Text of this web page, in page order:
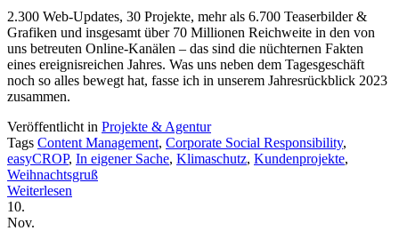
2.300 Web-Updates, 30 Projekte, mehr als 6.700 Teaserbilder &
Grafiken und insgesamt über 70 Millionen Reichweite in den von
uns betreuten Online-Kanälen – das sind die nüchternen Fakten
eines ereignisreichen Jahres. Was uns neben dem Tagesgeschäft
noch so alles bewegt hat, fasse ich in unserem Jahresrückblick 2023
zusammen.
Veröffentlicht in Projekte & Agentur
Tags Content Management, Corporate Social Responsibility,
easyCROP, In eigener Sache, Klimaschutz, Kundenprojekte,
Weihnachtsgruß
Weiterlesen
10.
Nov.